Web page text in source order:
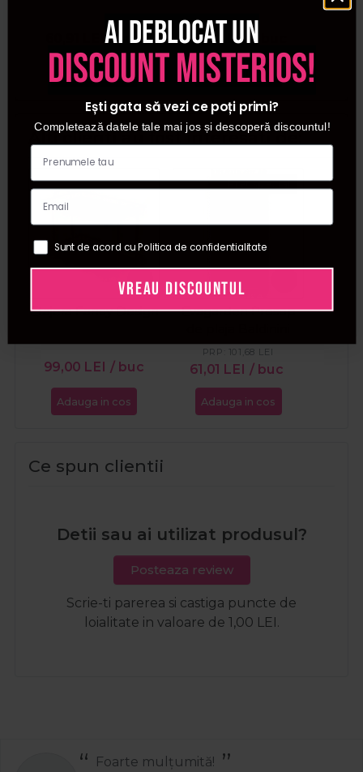
/ buc
Adauga in cos
81,24 LEI / buc
Adauga in cos
Alti clienti au fost interesati de:
Etajera Fancy Design
99,00 LEI / buc
Adauga in cos
Pret special
Evagarden Prosop
61,01 LEI / buc
PRP: 101,68 LEI
Adauga in cos
Ce spun clientii
Detii sau ai utilizat produsul?
Posteaza review
Scrie-ti parerea si castiga puncte de
loialitate in valoare de 1,00 LEI.
Foarte mulțumită!
Ai deblocat un
discount misterios!
Ești gata să vezi ce poți primi?
Completează datele tale mai jos și descoperă discountul!
Sunt de acord cu Politica de confidentialitate
VREAU DISCOUNTUL